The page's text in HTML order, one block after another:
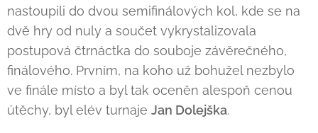
nastoupili do dvou semifinálových kol, kde se na
dvě hry od nuly a součet vykrystalizovala
postupová čtrnáctka do souboje závěrečného,
finálového. Prvním, na koho už bohužel nezbylo
ve finále místo a byl tak oceněn alespoň cenou
útěchy, byl elév turnaje Jan Dolejška.